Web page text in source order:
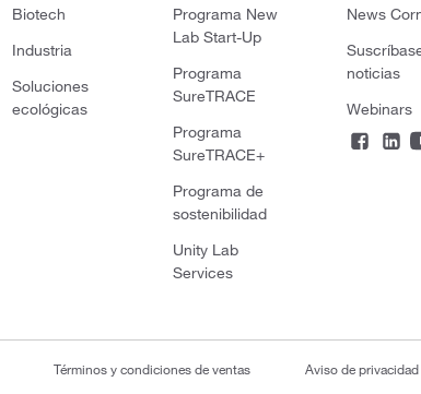
Biotech
Industria
Soluciones
ecológicas
Programa New
Lab Start-Up
Programa
SureTRACE
Programa
SureTRACE+
Programa de
sostenibilidad
Unity Lab
Services
News
noticias
Webinars
Términos y condiciones de ventas Aviso de privacidad